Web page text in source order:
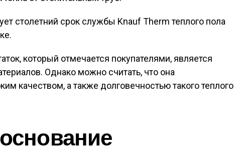
столетний срок службы Knauf Therm теплого пола
который отмечается покупателями, является
Однако можно считать, что она
качеством, а также долговечностью такого теплого